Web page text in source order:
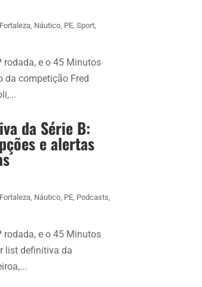
Fortaleza, Náutico, PE, Sport,
rodada, e o 45 Minutos
da competição Fred
da Série B:
e alertas
Fortaleza, Náutico, PE, Podcasts,
rodada, e o 45 Minutos
list definitiva da